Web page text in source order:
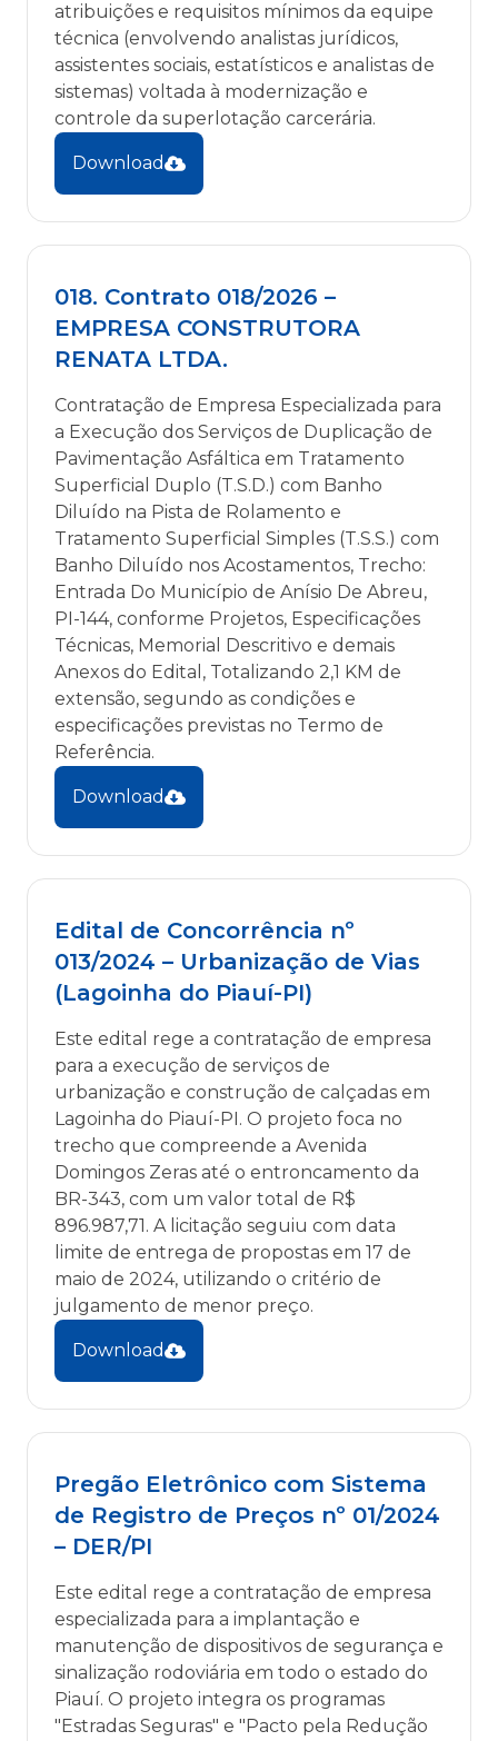
atribuições e requisitos mínimos da equipe
técnica (envolvendo analistas jurídicos,
assistentes sociais, estatísticos e analistas de
sistemas) voltada à modernização e
controle da superlotação carcerária.
Download
018. Contrato 018/2026 –
EMPRESA CONSTRUTORA
RENATA LTDA.
Contratação de Empresa Especializada para
a Execução dos Serviços de Duplicação de
Pavimentação Asfáltica em Tratamento
Superficial Duplo (T.S.D.) com Banho
Diluído na Pista de Rolamento e
Tratamento Superficial Simples (T.S.S.) com
Banho Diluído nos Acostamentos, Trecho:
Entrada Do Município de Anísio De Abreu,
PI-144, conforme Projetos, Especificações
Técnicas, Memorial Descritivo e demais
Anexos do Edital, Totalizando 2,1 KM de
extensão, segundo as condições e
especificações previstas no Termo de
Referência.
Download
Edital de Concorrência nº
013/2024 – Urbanização de Vias
(Lagoinha do Piauí-PI)
Este edital rege a contratação de empresa
para a execução de serviços de
urbanização e construção de calçadas em
Lagoinha do Piauí-PI. O projeto foca no
trecho que compreende a Avenida
Domingos Zeras até o entroncamento da
BR-343, com um valor total de R$
896.987,71. A licitação seguiu com data
limite de entrega de propostas em 17 de
maio de 2024, utilizando o critério de
julgamento de menor preço.
Download
Pregão Eletrônico com Sistema
de Registro de Preços nº 01/2024
– DER/PI
Este edital rege a contratação de empresa
especializada para a implantação e
manutenção de dispositivos de segurança e
sinalização rodoviária em todo o estado do
Piauí. O projeto integra os programas
"Estradas Seguras" e "Pacto pela Redução